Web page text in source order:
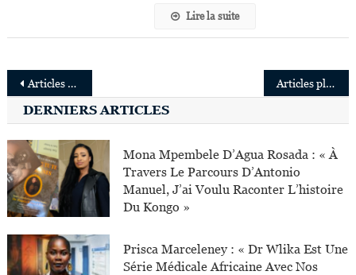
Soudan
Lire la suite
Navigation
des
articles
Articles plus anciens Articles plus récents
DERNIERS ARTICLES
Mona Mpembele D’Agua Rosada : « À
Travers Le Parcours D’Antonio
Manuel, J’ai Voulu Raconter L’histoire
Du Kongo »
Prisca Marceleney : « Dr Wlika Est Une
Série Médicale Africaine Avec Nos